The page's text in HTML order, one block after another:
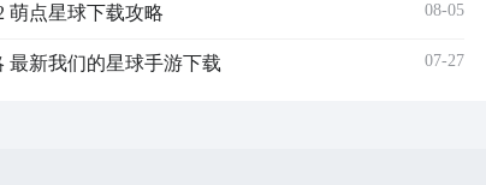
人，在枪
萌点星球下载攻略 08-05
最新我们的星球手游下载 07-27